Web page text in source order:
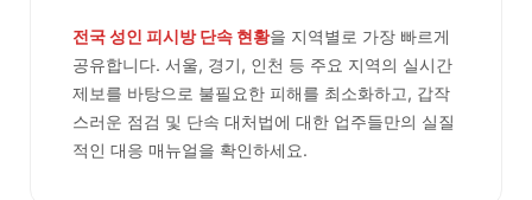
전국 성인 피시방 단속 현황을 지역별로 가장 빠르게
공유합니다. 서울, 경기, 인천 등 주요 지역의 실시간
제보를 바탕으로 불필요한 피해를 최소화하고, 갑작
스러운 점검 및 단속 대처법에 대한 업주들만의 실질
적인 대응 매뉴얼을 확인하세요.